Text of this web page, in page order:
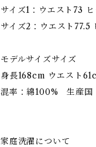
サイズ1：ウエスト73
サイズ2：ウエスト77.5
モデルサイズサイズ
身長168cm ウエスト
混率：綿100% 生産国
家庭洗濯について